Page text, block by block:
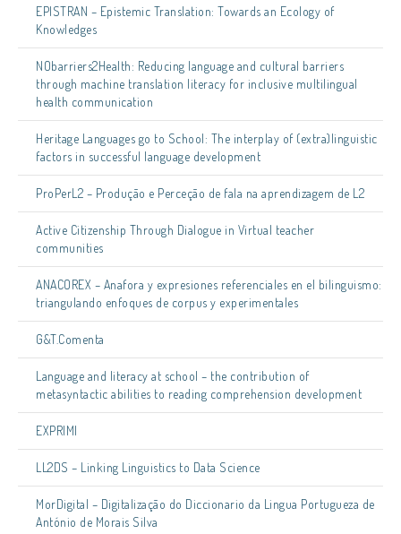
EPISTRAN – Epistemic Translation: Towards an Ecology of
Knowledges
NObarriers2Health: Reducing language and cultural barriers
through machine translation literacy for inclusive multilingual
health communication
Heritage Languages go to School: The interplay of (extra)linguistic
factors in successful language development
ProPerL2 – Produção e Perceção de fala na aprendizagem de L2
Active Citizenship Through Dialogue in Virtual teacher
communities
ANACOREX – Anafora y expresiones referenciales en el bilinguismo:
triangulando enfoques de corpus y experimentales
G&T.Comenta
Language and literacy at school – the contribution of
metasyntactic abilities to reading comprehension development
EXPRIMI
LL2DS – Linking Linguistics to Data Science
MorDigital – Digitalização do Diccionario da Lingua Portugueza de
António de Morais Silva